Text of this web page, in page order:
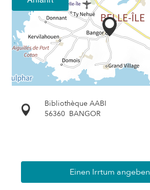
Bibliothèque AABI
56360 BANGOR
Einen Irrtum angeben